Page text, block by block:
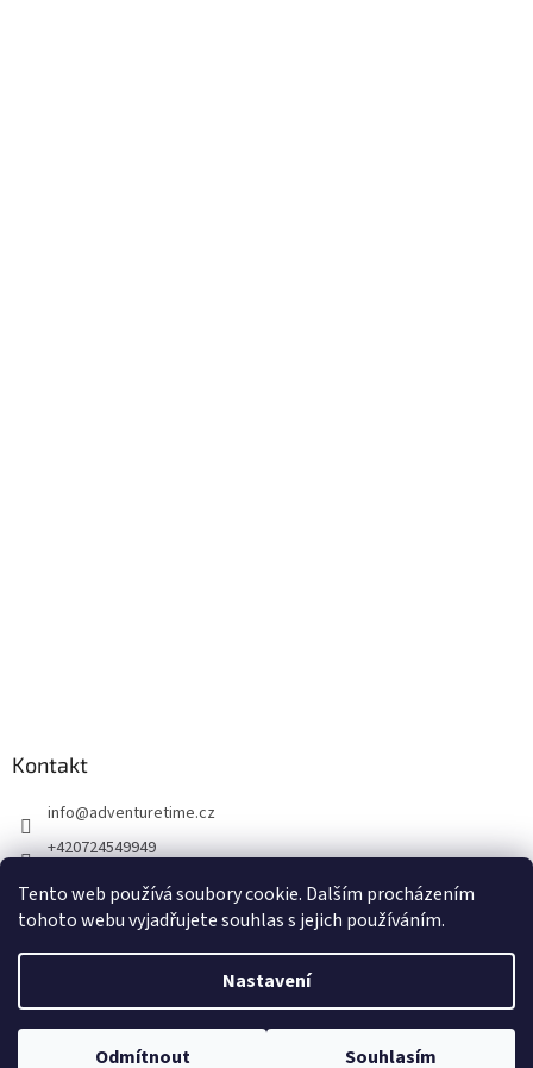
Tento web používá soubory cookie. Dalším procházením
tohoto webu vyjadřujete souhlas s jejich používáním.
Nastavení
Odmítnout Souhlasím
Kontakt
info@adventuretime.cz
+420724549949
+420606618099
Vytvořil Shoptet
Copyright 2026Dremel-Bosch . Všechna práva vyhrazena.